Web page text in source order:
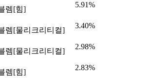
렘[힘]
5.91%
렘[물리크리티컬]
3.40%
렘[물리크리티컬]
2.98%
렘[힘]
2.83%